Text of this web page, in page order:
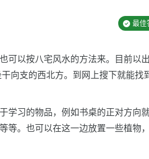
最佳
可以按八宅风水的方法来。目前以
向支的西北方。到网上搜下就能找
学习的物品，例如书桌的正对方向
等。也可以在这一边放置一些植物